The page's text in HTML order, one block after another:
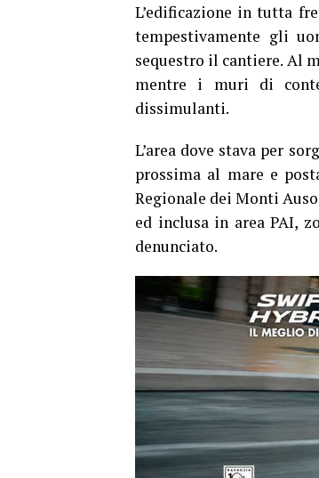
L’edificazione in tutta
tempestivamente gli
sequestro il cantiere. Al
mentre i muri di
dissimulanti.
L’area dove stava per
prossima al mare e
Regionale dei Monti
ed inclusa in area PAI,
denunciato.